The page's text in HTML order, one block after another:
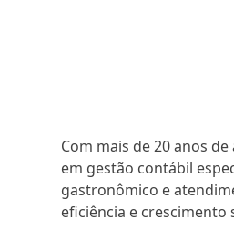
Com mais de 20 anos
em gestão contábil
gastronômico e
eficiência e crescimento